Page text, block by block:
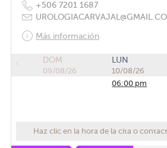
+506 7201 1687
Más información
DOM
09/08/26
LUN
10/08/26
06:00 pm
Haz clic en la hora de la cita o